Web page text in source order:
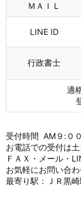
ＭＡＩＬ
LINE ID
行政書士
適
受付時間 AM９:０
お電話での受付は
ＦＡＸ・メール・
お気軽にお問い合わ
最寄り駅：ＪＲ黒崎